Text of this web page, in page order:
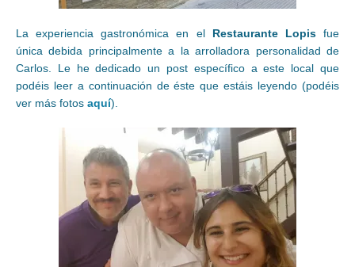
La experiencia gastronómica en el Restaurante Lopisfue
única debida principalmente a la arrolladora personalidad de
Carlos. Le he dedicado un post específico a este local que
podéis leer a continuación de éste que estáis leyendo (podéis
ver más fotos aquí).